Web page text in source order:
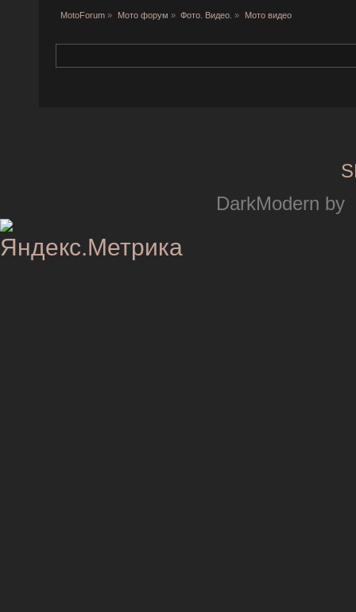
MotoForum » Мото форум » Фото. Видео. » Мото видео
DarkModern by